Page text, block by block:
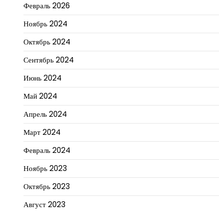
Февраль 2026
Ноябрь 2024
Октябрь 2024
Сентябрь 2024
Июнь 2024
Май 2024
Апрель 2024
Март 2024
Февраль 2024
Ноябрь 2023
Октябрь 2023
Август 2023